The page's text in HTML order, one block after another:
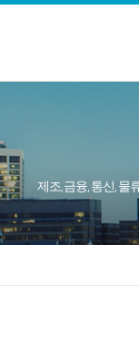
제조, 금융, 통신, 물